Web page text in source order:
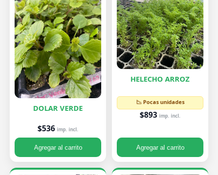
DOLAR VERDE
$536 imp. incl.
Agregar al carrito
HELECHO ARROZ
📉 Pocas unidades
$893 imp. incl.
Agregar al carrito